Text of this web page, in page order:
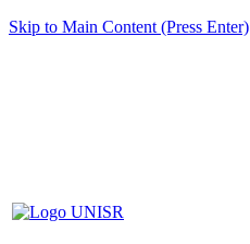
Skip to Main Content (Press Enter)